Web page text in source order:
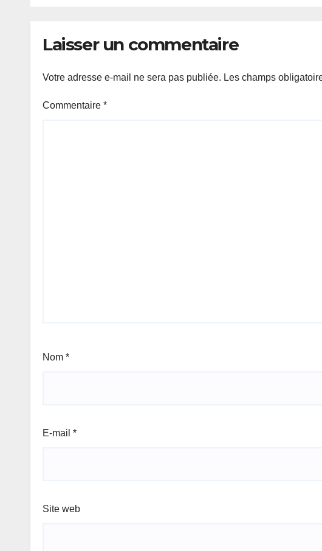
Laisser un commentaire
Votre adresse e-mail ne sera pas publiée. Les champs
Commentaire *
Nom *
E-mail *
Site web